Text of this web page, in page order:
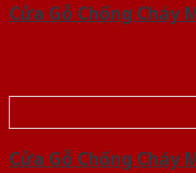
Cửa Gỗ Chống Cháy
Cửa Gỗ Chống Cháy